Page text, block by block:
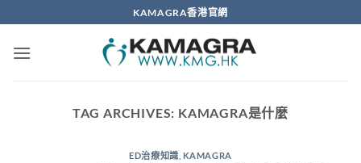
to
content
KAMAGRA香港官網
TAG ARCHIVES: KAMAGRA是什麼
ED治療知識 KAMAGRA